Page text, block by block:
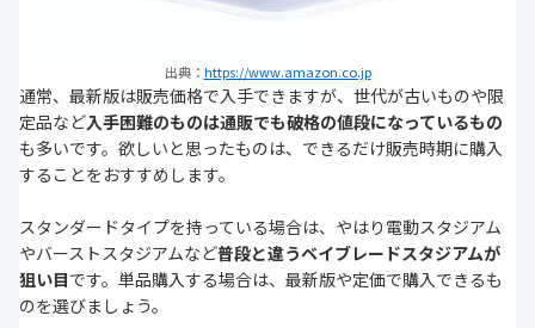
出典： https://www.amazon.co.jp
通常、最新版は販売価格で入手できますが、世代が古いものや限
定品など入手困難のものは通販でも破格の値段になっているもの
も多いです。欲しいと思ったものは、できるだけ販売時期に購入
することをおすすめします。
スタンダードタイプを持っている場合は、やはり電動スタジアム
やバーストスタジアムなど普段と違うベイブレードスタジアムが
狙い目です。単品購入する場合は、最新版や定価で購入できるも
のを選びましょう。